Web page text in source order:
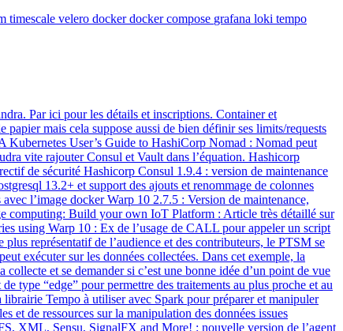
timescale velero docker docker compose grafana loki tempo
Par ici pour les détails et inscriptions. Container et
mais cela suppose aussi de bien définir ses limits/requests
User’s Guide to HashiCorp Nomad : Nomad peut
vite rajouter Consul et Vault dans l’équation. Hashicorp
de sécurité Hashicorp Consul 1.9.4 : version de maintenance
13.2+ et support des ajouts et renommage de colonnes
l’image docker Warp 10 2.7.5 : Version de maintenance,
computing: Build your own IoT Platform : Article très détaillé sur
using Warp 10 : Ex de l’usage de CALL pour appeler un script
représentatif de l’audience et des contributeurs, le PTSM se
exécuter sur les données collectées. Dans cet exemple, la
et se demander si c’est une bonne idée d’un point de vue
type “edge” pour permettre des traitements au plus proche et au
Tempo à utiliser avec Spark pour préparer et manipuler
et de ressources sur la manipulation des données issues
XML, Sensu, SignalFX and More! : nouvelle version de l’agent